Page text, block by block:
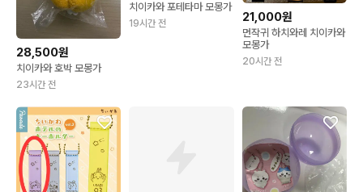
28,500원
치이카와 호박 모몽가
23시간 전
치이카와 포테타마 모몽가
19시간 전 21,000원
먼작귀 하치와레 치이카와
모몽가
20시간 전